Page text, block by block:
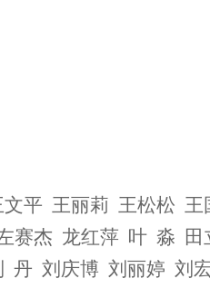
平 王丽莉 王松松
赛杰 龙红萍 叶 淼 田
丹 刘庆博 刘丽婷 刘